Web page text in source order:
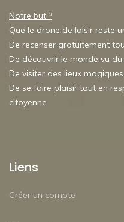
Notre but ?
Que le drone de loisir reste
De recenser gratuitement
De découvrir le monde vu du
De visiter des lieux magiques,
De se faire plaisir tout en
citoyenne.
Liens
Créer un compte